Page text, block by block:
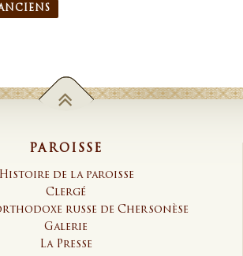
PAROISSE
Histoire de la paroisse
Clergé
russe de Chersonèse
Galerie
La Presse